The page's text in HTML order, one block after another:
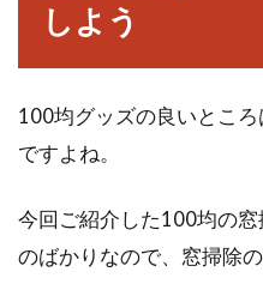
しよう
100均グッズの良いとこ
ですよね。
今回ご紹介した100均の
のばかりなので、窓掃除